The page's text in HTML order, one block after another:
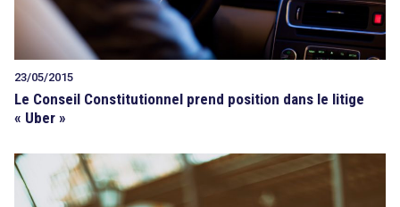
23/05/2015
Le Conseil Constitutionnel prend position dans le litige
« Uber »